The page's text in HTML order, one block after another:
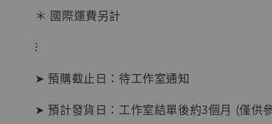
NT$ 1,500
加入購物車
＊ 國際運費另計
⁝
➤ 預購截止日：待工作室通知
➤ 預計發貨日：工作室結單後約3個月 (僅供